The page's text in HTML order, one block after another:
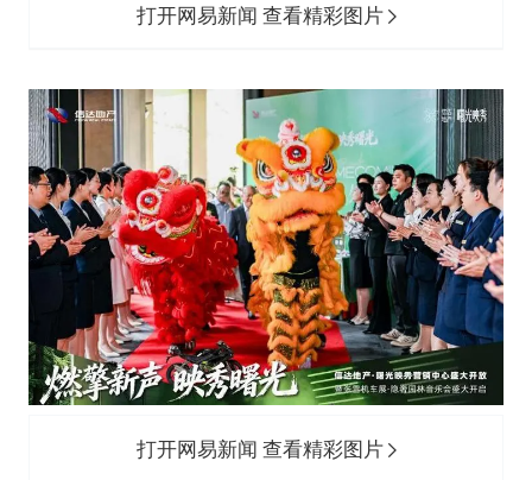
打开网易新闻 查看精彩图片
打开网易新闻 查看精彩图片